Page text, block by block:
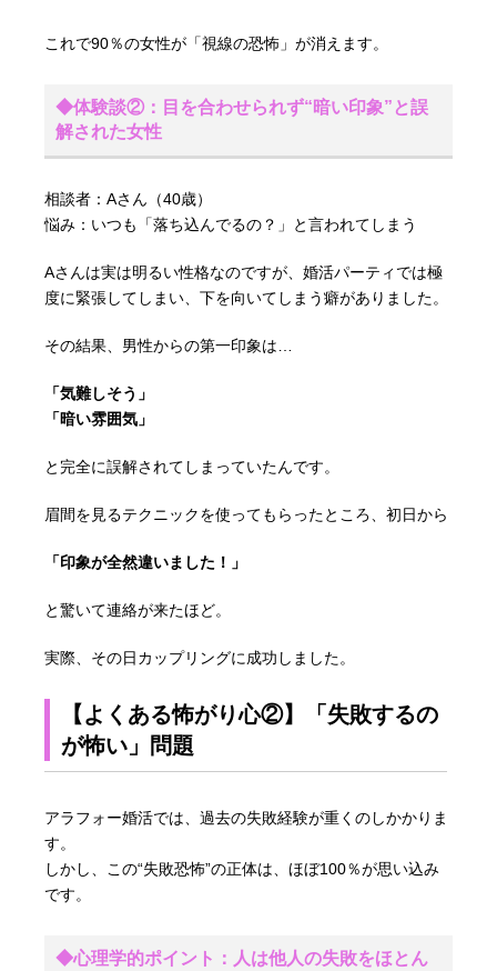
これで90％の女性が「視線の恐怖」が消えます。
◆体験談②：目を合わせられず“暗い印象”と誤
解された女性
相談者：Aさん（40歳）
悩み：いつも「落ち込んでるの？」と言われてしまう
Aさんは実は明るい性格なのですが、婚活パーティでは極
度に緊張してしまい、下を向いてしまう癖がありました。
その結果、男性からの第一印象は…
「気難しそう」
「暗い雰囲気」
と完全に誤解されてしまっていたんです。
眉間を見るテクニックを使ってもらったところ、初日から
「印象が全然違いました！」
と驚いて連絡が来たほど。
実際、その日カップリングに成功しました。
【よくある怖がり心②】「失敗するの
が怖い」問題
アラフォー婚活では、過去の失敗経験が重くのしかかりま
す。
しかし、この“失敗恐怖”の正体は、ほぼ100％が思い込み
です。
◆心理学的ポイント：人は他人の失敗をほとん